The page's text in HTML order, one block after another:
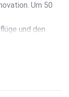
Um 50
und den
Sein klares